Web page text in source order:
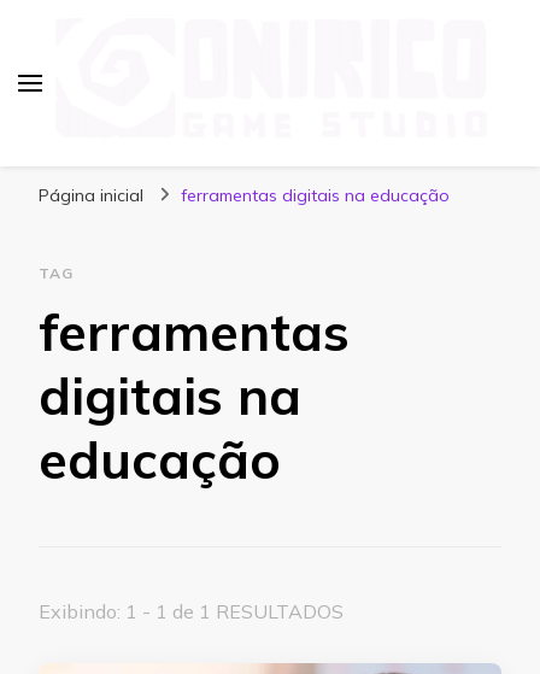
Página inicial ferramentas digitais na educação
TAG
ferramentas
digitais na
educação
Exibindo: 1 - 1 de 1 RESULTADOS